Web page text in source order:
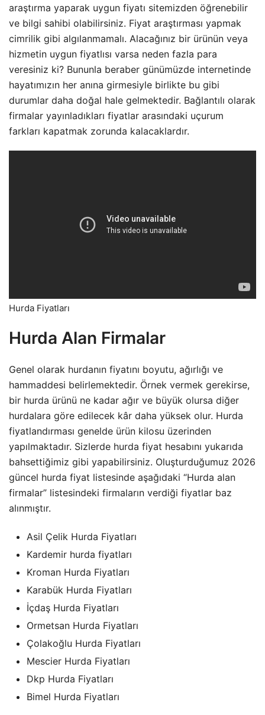
araştırma yaparak uygun fiyatı sitemizden öğrenebilir
ve bilgi sahibi olabilirsiniz. Fiyat araştırması yapmak
cimrilik gibi algılanmamalı. Alacağınız bir ürünün veya
hizmetin uygun fiyatlısı varsa neden fazla para
veresiniz ki? Bununla beraber günümüzde internetinde
hayatımızın her anına girmesiyle birlikte bu gibi
durumlar daha doğal hale gelmektedir. Bağlantılı olarak
firmalar yayınladıkları fiyatlar arasındaki uçurum
farkları kapatmak zorunda kalacaklardır.
Hurda Fiyatları
Hurda Alan Firmalar
Genel olarak hurdanın fiyatını boyutu, ağırlığı ve
hammaddesi belirlemektedir. Örnek vermek gerekirse,
bir hurda ürünü ne kadar ağır ve büyük olursa diğer
hurdalara göre edilecek kâr daha yüksek olur. Hurda
fiyatlandırması genelde ürün kilosu üzerinden
yapılmaktadır. Sizlerde hurda fiyat hesabını yukarıda
bahsettiğimiz gibi yapabilirsiniz. Oluşturduğumuz 2026
güncel hurda fiyat listesinde aşağıdaki “Hurda alan
firmalar” listesindeki firmaların verdiği fiyatlar baz
alınmıştır.
Asil Çelik Hurda Fiyatları
Kardemir hurda fiyatları
Kroman Hurda Fiyatları
Karabük Hurda Fiyatları
İçdaş Hurda Fiyatları
Ormetsan Hurda Fiyatları
Çolakoğlu Hurda Fiyatları
Mescier Hurda Fiyatları
Dkp Hurda Fiyatları
Bimel Hurda Fiyatları